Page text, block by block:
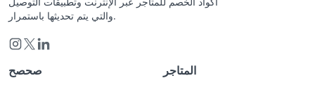
والتي يتم تحديثها باستمرار.
صحصح المتاجر